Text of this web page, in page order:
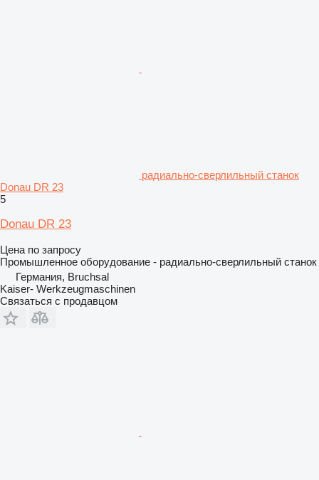
радиально-сверлильный станок
Donau DR 23
5
Donau DR 23
Цена по запросу
Промышленное оборудование - радиально-сверлильный станок
Германия, Bruchsal
Kaiser- Werkzeugmaschinen
Связаться с продавцом